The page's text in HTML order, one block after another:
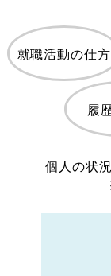
就職活動の仕方
履
個人の状